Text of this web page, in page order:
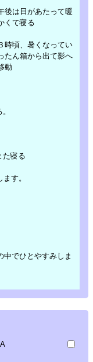
後は日があたって暖
くて寝る
時頃、暑くなってい
たん箱から出て影へ
動
た寝る
す。
中でひとやすみしま